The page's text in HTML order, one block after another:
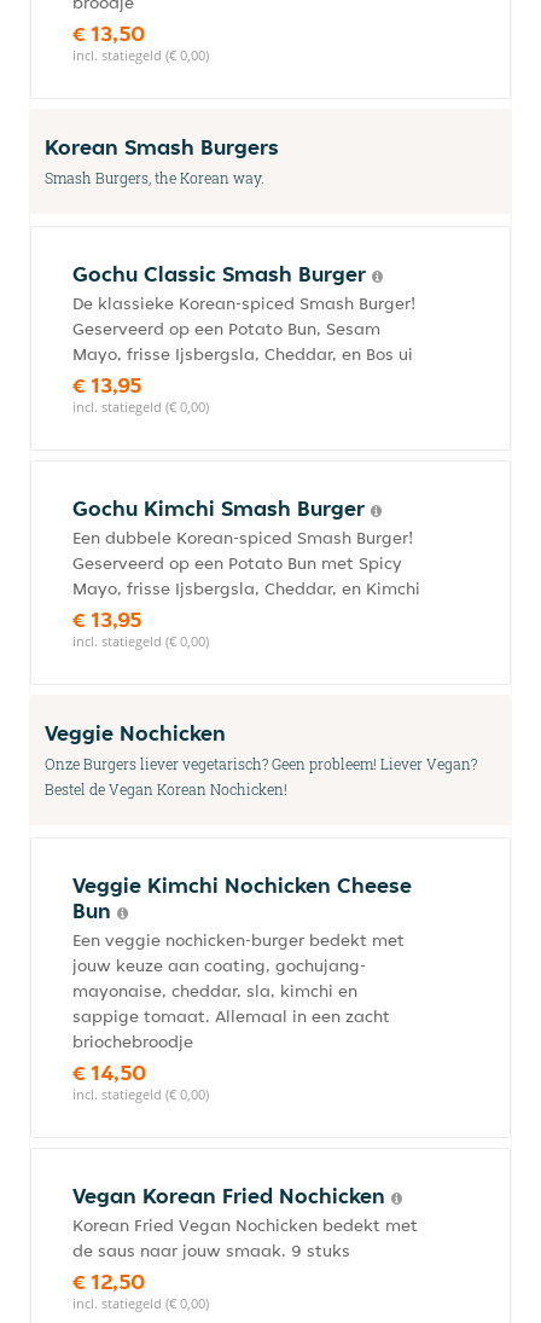
€ 13,50
incl. statiegeld (€ 0,00)
Korean Smash Burgers
Smash Burgers, the Korean way.
Gochu Classic Smash Burger
De klassieke Korean-spiced Smash Burger!
Geserveerd op een Potato Bun, Sesam
Mayo, frisse Ijsbergsla, Cheddar, en Bos ui
€ 13,95
incl. statiegeld (€ 0,00)
Gochu Kimchi Smash Burger
Een dubbele Korean-spiced Smash Burger!
Geserveerd op een Potato Bun met Spicy
Mayo, frisse Ijsbergsla, Cheddar, en Kimchi
€ 13,95
incl. statiegeld (€ 0,00)
Veggie Nochicken
Onze Burgers liever vegetarisch? Geen probleem! Liever Vegan?
Bestel de Vegan Korean Nochicken!
Veggie Kimchi Nochicken Cheese
Bun
Een veggie nochicken-burger bedekt met
jouw keuze aan coating, gochujang-
mayonaise, cheddar, sla, kimchi en
sappige tomaat. Allemaal in een zacht
briochebroodje
€ 14,50
incl. statiegeld (€ 0,00)
Vegan Korean Fried Nochicken
Korean Fried Vegan Nochicken bedekt met
de saus naar jouw smaak. 9 stuks
€ 12,50
incl. statiegeld (€ 0,00)